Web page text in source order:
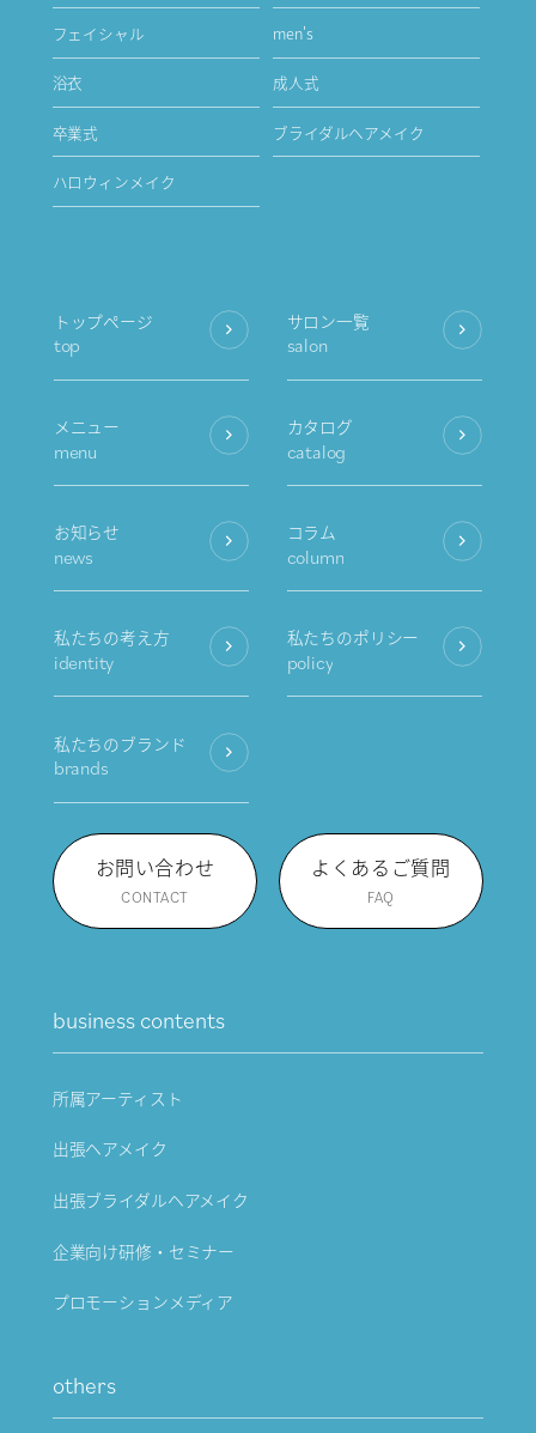
フェイシャル men's
浴衣 成人式
卒業式 ブライダルヘアメイク
ハロウィンメイク
トップページ
top
サロン一覧
salon
メニュー
menu
カタログ
catalog
お知らせ
news
コラム
column
私たちの考え方
identity
私たちのポリシー
policy
私たちのブランド
brands
お問い合わせ
CONTACT
よくあるご質問
FAQ
business contents
所属アーティスト
出張ヘアメイク
出張ブライダルヘアメイク
企業向け研修・セミナー
プロモーションメディア
others